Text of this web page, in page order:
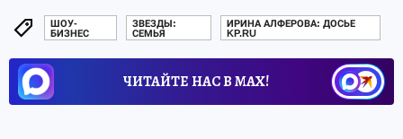
ШОУ-
БИЗНЕС
ЗВЕЗДЫ:
СЕМЬЯ
ИРИНА АЛФЕРОВА: ДОСЬЕ
KP.RU
ЧИТАЙТЕ НАС В МАХ!